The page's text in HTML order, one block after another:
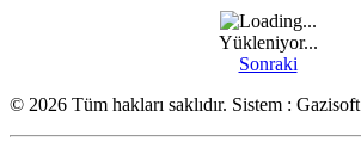
Yükleniyor...
Sonraki
© 2026 Tüm hakları saklıdır. Sistem : Gazisoft